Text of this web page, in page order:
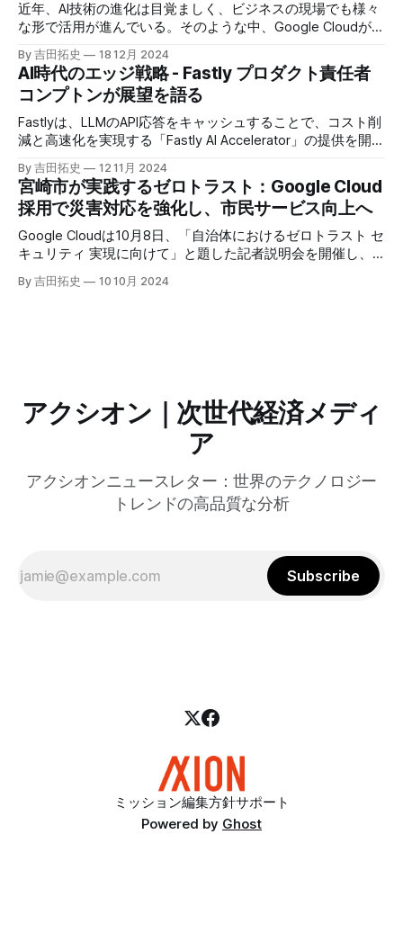
近年、AI技術の進化は目覚ましく、ビジネスの現場でも様々
な形で活用が進んでいる。そのような中、Google Cloudが新
たに発表したGoogle Agentspaceは、いま注目を集めるAIエ
ージェントがエンタープライズITを大きく変革する予兆と言
えるだろう。
By 吉田拓史 18 12月 2024
AI時代のエッジ戦略 - Fastly プロダクト責任者
コンプトンが展望を語る
Fastlyは、LLMのAPI応答をキャッシュすることで、コスト削
減と高速化を実現する「Fastly AI Accelerator」の提供を開始
した。キップ・コンプトン最高プロダクト責任者（CPO）
は、類似した質問への応答を再利用し、効率的な処理を可能
にすると説明した。さらに、コンプトンは、エッジコンピュ
ーティングの利点を活かしたパーソナライズや、エッジにお
けるGPUの経済性、セキュリティへの取り組みなど、Fastly
のAI戦略について語った。
By 吉田拓史 12 11月 2024
宮崎市が実践するゼロトラスト：Google Cloud
採用で災害対応を強化し、市民サービス向上へ
Google Cloudは10月8日、「自治体におけるゼロトラスト セ
キュリティ 実現に向けて」と題した記者説明会を開催し、
自治体向けにゼロトラストセキュリティ導入を支援するプロ
グラムを発表した。宮崎市の事例では、Google Workspace
By 吉田拓史 10 10月 2024
アクシオン｜次世代経済メディ
ア
アクシオンニュースレター：世界のテクノロジー
トレンドの高品質な分析
Subscribe
ミッション編集方針サポート
Powered by Ghost